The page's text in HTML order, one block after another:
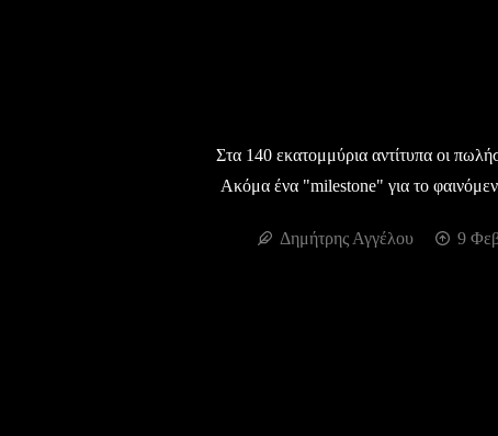
Στα 140 εκατομμύρια αντίτυπα οι
Ακόμα ένα "milestone" για το
Δημήτρης Αγγέλου 9